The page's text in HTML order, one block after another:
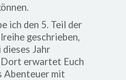
ich den 5. Teil der
geschrieben,
dieses Jahr
erwartet Euch
Abenteuer mit